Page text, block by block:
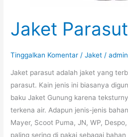
Jaket Parasut
Tinggalkan Komentar /Jaket /
Jaket parasut adalah jaket yang
parasut. Kain jenis ini biasanya
baku Jaket Gunung karena
terkena air. Adapun jenis-jenis
Mayer, Scoot Puma, JN, WP,
paling sering di pakai sebagai